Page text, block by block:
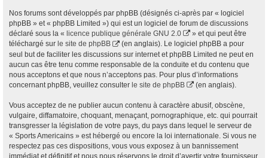
Nos forums sont développés par phpBB (désignés ci-après par « logiciel
phpBB » et « phpBB Limited ») qui est un logiciel de forum de discussions
déclaré sous la « licence publique générale GNU 2.0
» et qui peut être
téléchargé sur le site de phpBB
(en anglais). Le logiciel phpBB a pour
seul but de faciliter les discussions sur internet et phpBB Limited ne peut en
aucun cas être tenu comme responsable de la conduite et du contenu que
nous acceptons et que nous n’acceptons pas. Pour plus d’informations
concernant phpBB, veuillez consulter le site de phpBB (en anglais).
Vous acceptez de ne publier aucun contenu à caractère abusif, obscène,
vulgaire, diffamatoire, choquant, menaçant, pornographique, etc. qui pourrait
transgresser la législation de votre pays, du pays dans lequel le serveur de
« Sports Americains » est hébergé ou encore la loi internationale. Si vous ne
respectez pas ces dispositions, vous vous exposez à un bannissement
immédiat et définitif et nous nous réservons le droit d’avertir votre fournisseur